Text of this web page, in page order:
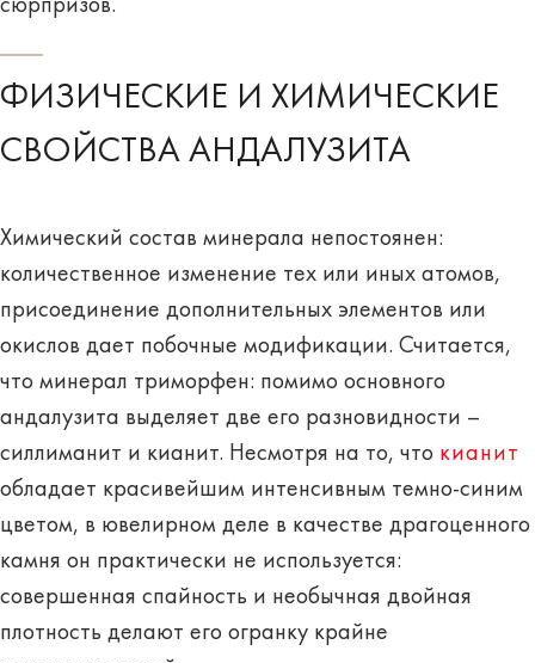
сюрпризов.
ФИЗИЧЕСКИЕ И ХИМИЧЕСКИЕ
СВОЙСТВА АНДАЛУЗИТА
Химический состав минерала непостоянен:
количественное изменение тех или иных атомов,
присоединение дополнительных элементов или
окислов дает побочные модификации. Считается,
что минерал триморфен: помимо основного
андалузита выделяет две его разновидности –
силлиманит и кианит. Несмотря на то, что кианит
обладает красивейшим интенсивным темно-синим
цветом, в ювелирном деле в качестве драгоценного
камня он практически не используется:
совершенная спайность и необычная двойная
плотность делают его огранку крайне